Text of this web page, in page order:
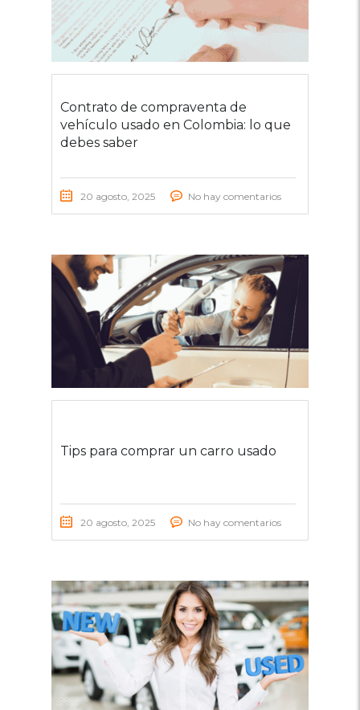
Contrato de compraventa de
vehículo usado en Colombia: lo que
debes saber
20 agosto, 2025 No hay comentarios
Tips para comprar un carro usado
20 agosto, 2025 No hay comentarios